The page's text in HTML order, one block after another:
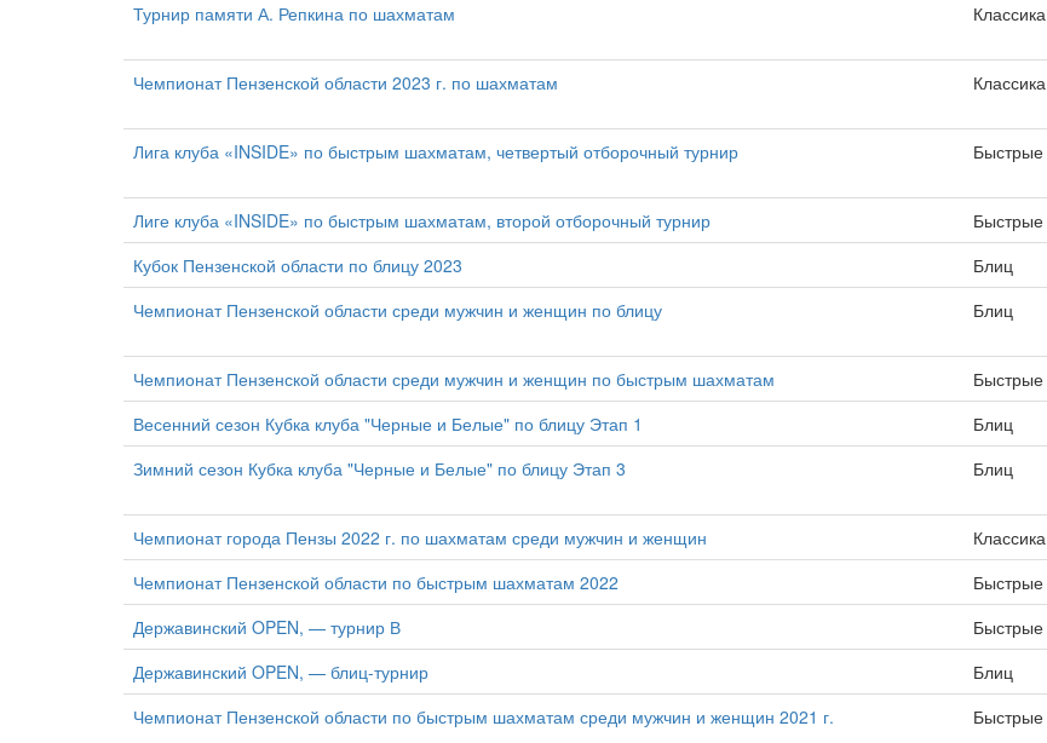
Турнир памяти А. Репкина по шахматам
Классика
Чемпионат Пензенской области 2023 г. по шахматам
Классика
Лига клуба «INSIDE» по быстрым шахматам, четвертый отборочный турнир
Быстрые
Лиге клуба «INSIDE» по быстрым шахматам, второй отборочный турнир
Быстрые
Кубок Пензенской области по блицу 2023
Блиц
Чемпионат Пензенской области среди мужчин и женщин по блицу
Блиц
Чемпионат Пензенской области среди мужчин и женщин по быстрым шахматам
Быстрые
Весенний сезон Кубка клуба "Черные и Белые" по блицу Этап 1
Блиц
Зимний сезон Кубка клуба "Черные и Белые" по блицу Этап 3
Блиц
Чемпионат города Пензы 2022 г. по шахматам среди мужчин и женщин
Классика
Чемпионат Пензенской области по быстрым шахматам 2022
Быстрые
Державинский OPEN, — турнир В
Быстрые
Державинский OPEN, — блиц-турнир
Блиц
Чемпионат Пензенской области по быстрым шахматам среди мужчин и женщин 2021 г.
Быстрые